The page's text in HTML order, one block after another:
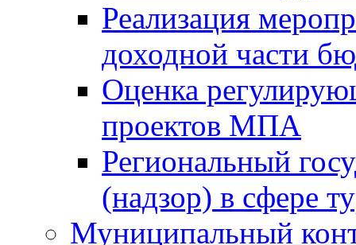
Реализация
доходной части
Оценка
проектов МПА
Региональный
(надзор) в сфере
Муниципальный